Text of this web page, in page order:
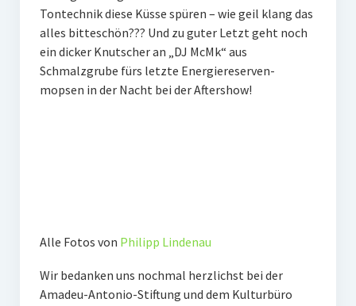
Tontechnik diese Küsse spüren – wie geil klang das
alles bitteschön??? Und zu guter Letzt geht noch
ein dicker Knutscher an „DJ McMk“ aus
Schmalzgrube fürs letzte Energiereserven-
mopsen in der Nacht bei der Aftershow!
Alle Fotos von Philipp Lindenau
Wir bedanken uns nochmal herzlichst bei der
Amadeu-Antonio-Stiftung und dem Kulturbüro